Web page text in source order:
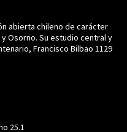
abierta chileno de carácter
Osorno. Su estudio central y
Francisco Bilbao 1129
25.1